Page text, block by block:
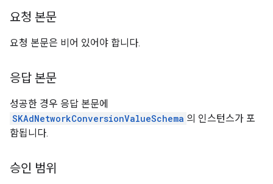
요청 본문
요청 본문은 비어 있어야 합니다.
응답 본문
성공한 경우 응답 본문에
SKAdNetworkConversionValueSchema 의 인스턴스가 포
함됩니다.
승인 범위